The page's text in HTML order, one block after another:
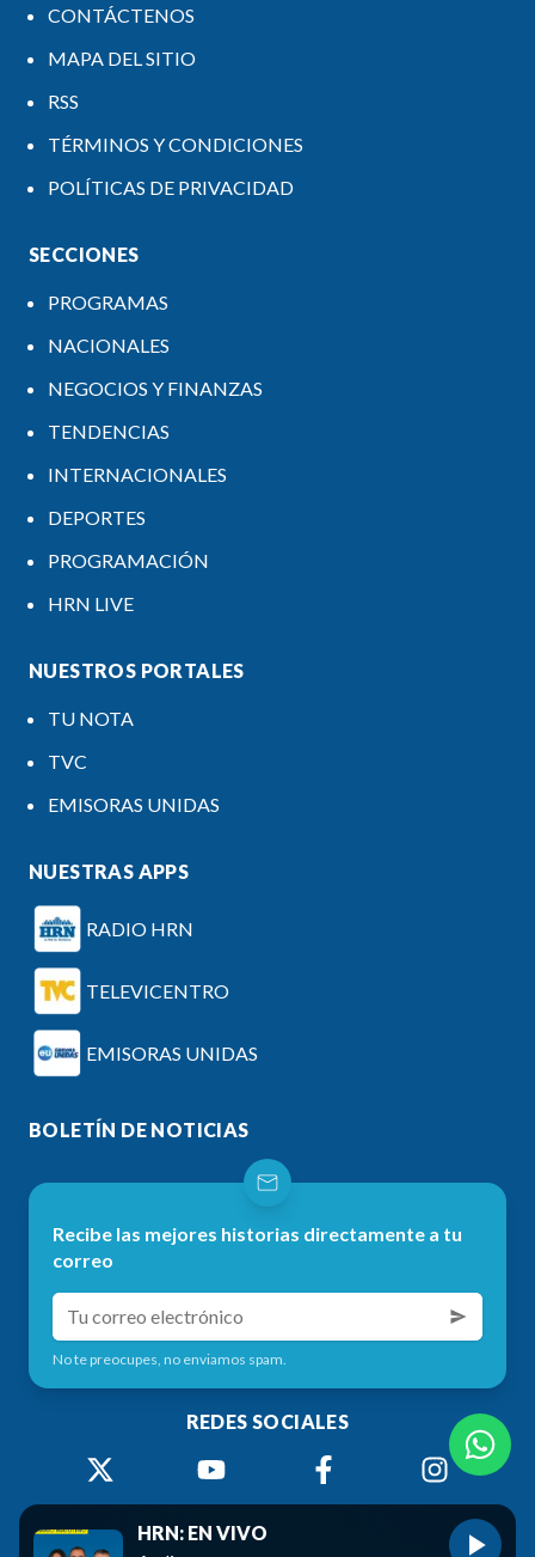
CONTÁCTENOS
MAPA DEL SITIO
RSS
TÉRMINOS Y CONDICIONES
POLÍTICAS DE PRIVACIDAD
SECCIONES
PROGRAMAS
NACIONALES
NEGOCIOS Y FINANZAS
TENDENCIAS
INTERNACIONALES
DEPORTES
PROGRAMACIÓN
HRN LIVE
NUESTROS PORTALES
TU NOTA
TVC
EMISORAS UNIDAS
NUESTRAS APPS
RADIO HRN
TELEVICENTRO
EMISORAS UNIDAS
BOLETÍN DE NOTICIAS
Recibe las mejores historias directamente a tu
correo
No te preocupes, no enviamos spam.
REDES SOCIALES
HRN: EN VIVO